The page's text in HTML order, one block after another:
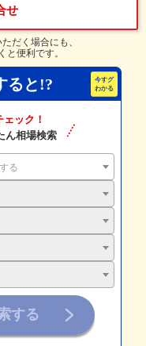
せ
だく場合にも、
と便利です。
ると!?
ック！
ん相場検索
る